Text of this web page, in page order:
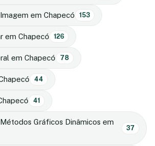
em Chapecó 153
em Chapecó 126
em Chapecó 78
44
41
Gráficos Dinâmicos em
37